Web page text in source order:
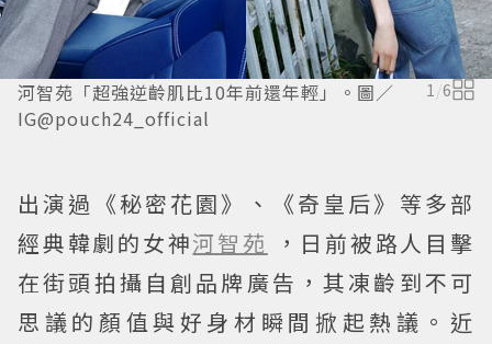
河智苑「超強逆齡肌比10年前還年輕」。圖／
IG@pouch24_official
1/6
出演過《秘密花園》、《奇皇后》等多部
經典韓劇的女神河智苑
，日前被路人目擊
在街頭拍攝自創品牌廣告，其凍齡到不可
思議的顏值與好身材瞬間掀起熱議。近